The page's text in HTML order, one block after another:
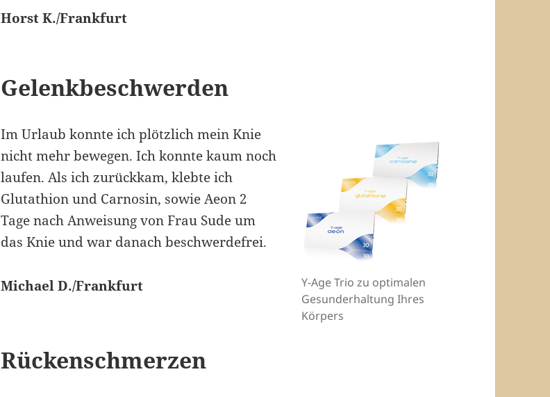
Horst K./Frankfurt
Gelenkbeschwerden
Y-Age Trio zu optimalen
Gesunderhaltung Ihres
Körpers
Im Urlaub konnte ich plötzlich mein Knie
nicht mehr bewegen. Ich konnte kaum noch
laufen. Als ich zurückkam, klebte ich
Glutathion und Carnosin, sowie Aeon 2
Tage nach Anweisung von Frau Sude um
das Knie und war danach beschwerdefrei.
Michael D./Frankfurt
Rückenschmerzen